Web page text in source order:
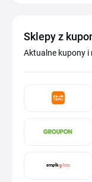
Sklepy z
Aktualne kupony i